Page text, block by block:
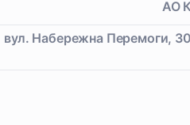
АО
вул. Набережна Перемоги,